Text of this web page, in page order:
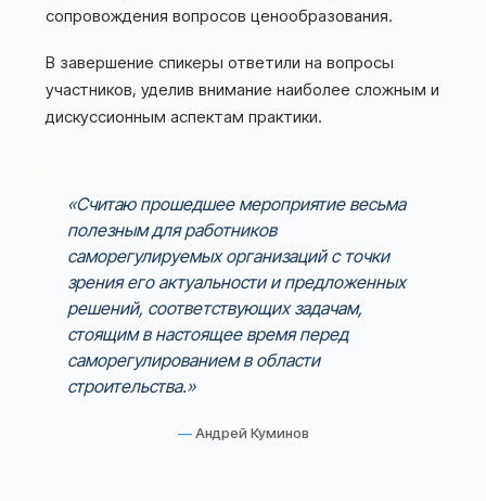
сопровождения вопросов ценообразования.
В завершение спикеры ответили на вопросы
участников, уделив внимание наиболее сложным и
дискуссионным аспектам практики.
Считаю прошедшее мероприятие весьма
полезным для работников
саморегулируемых организаций с точки
зрения его актуальности и предложенных
решений, соответствующих задачам,
стоящим в настоящее время перед
саморегулированием в области
строительства.
Андрей Куминов